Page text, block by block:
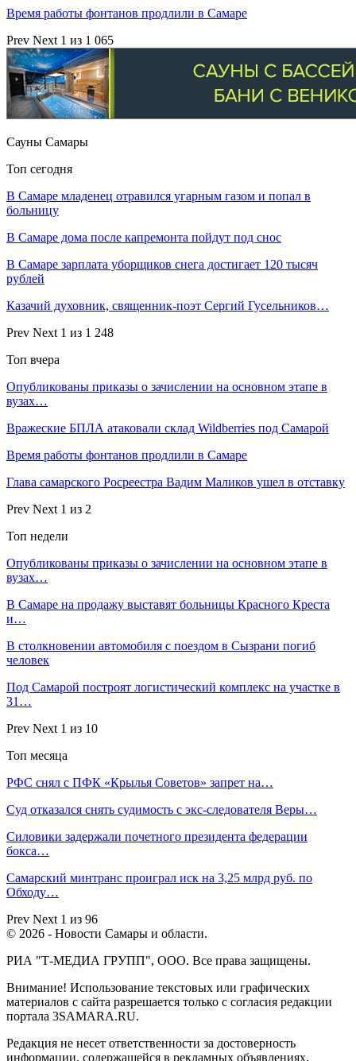
Время работы фонтанов продлили в Самаре
Prev Next 1 из 1 065
Сауны Самары
Топ сегодня
В Самаре младенец отравился угарным газом и попал в
больницу
В Самаре дома после капремонта пойдут под снос
В Самаре зарплата уборщиков снега достигает 120 тысяч
рублей
Казачий духовник, священник-поэт Сергий Гусельников…
Prev Next 1 из 1 248
Топ вчера
Опубликованы приказы о зачислении на основном этапе в
вузах…
Вражеские БПЛА атаковали склад Wildberries под Самарой
Время работы фонтанов продлили в Самаре
Глава самарского Росреестра Вадим Маликов ушел в отставку
Prev Next 1 из 2
Топ недели
Опубликованы приказы о зачислении на основном этапе в
вузах…
В Самаре на продажу выставят больницы Красного Креста
и…
В столкновении автомобиля с поездом в Сызрани погиб
человек
Под Самарой построят логистический комплекс на участке в
31…
Prev Next 1 из 10
Топ месяца
РФС снял с ПФК «Крылья Советов» запрет на…
Суд отказался снять судимость с экс-следователя Веры…
Силовики задержали почетного президента федерации
бокса…
Самарский минтранс проиграл иск на 3,25 млрд руб. по
Обходу…
Prev Next 1 из 96
© 2026 - Новости Самары и области.
РИА "Т-МЕДИА ГРУПП", ООО. Все права защищены.
Внимание! Использование текстовых или графических
материалов с сайта разрешается только c согласия редакции
портала 3SAMARA.RU.
Редакция не несет ответственности за достоверность
информации, содержащейся в рекламных объявлениях.